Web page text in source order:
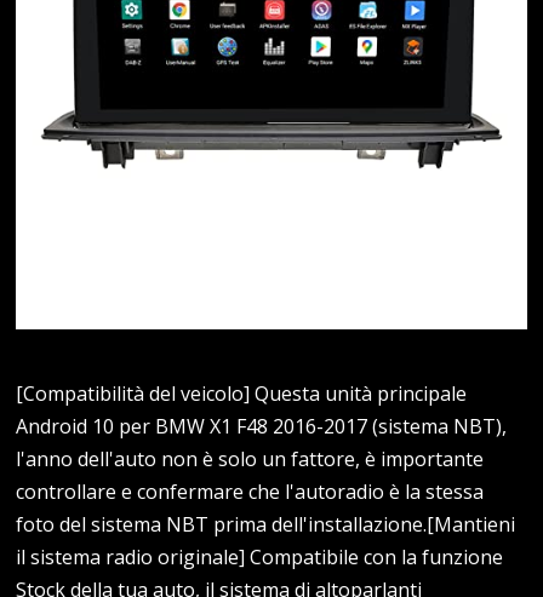
[Compatibilità del veicolo] Questa unità principale
Android 10 per BMW X1 F48 2016-2017 (sistema NBT),
l'anno dell'auto non è solo un fattore, è importante
controllare e confermare che l'autoradio è la stessa
foto del sistema NBT prima dell'installazione.[Mantieni
il sistema radio originale] Compatibile con la funzione
Stock della tua auto, il sistema di altoparlanti